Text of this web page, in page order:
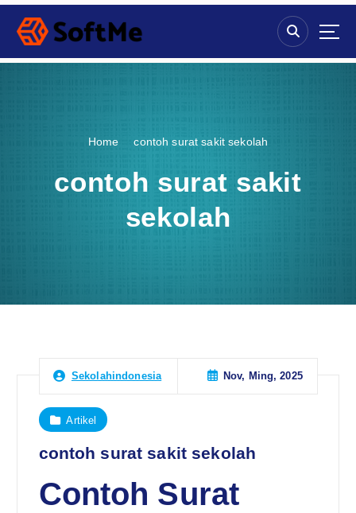
S
p
Home contoh surat sakit sekolah
contoh surat sakit
sekolah
Sekolahindonesia Nov, Ming, 2025
Artikel
contoh surat sakit sekolah
Contoh Surat